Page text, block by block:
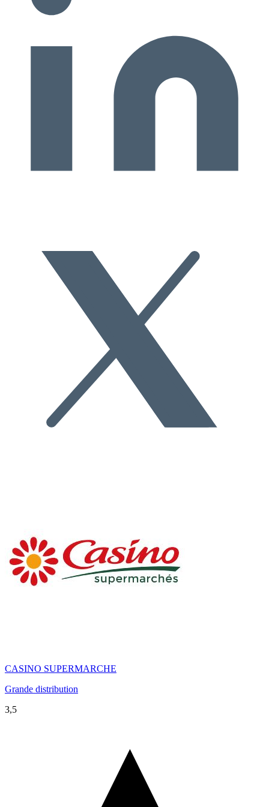
CASINO SUPERMARCHE
Grande distribution
3,5